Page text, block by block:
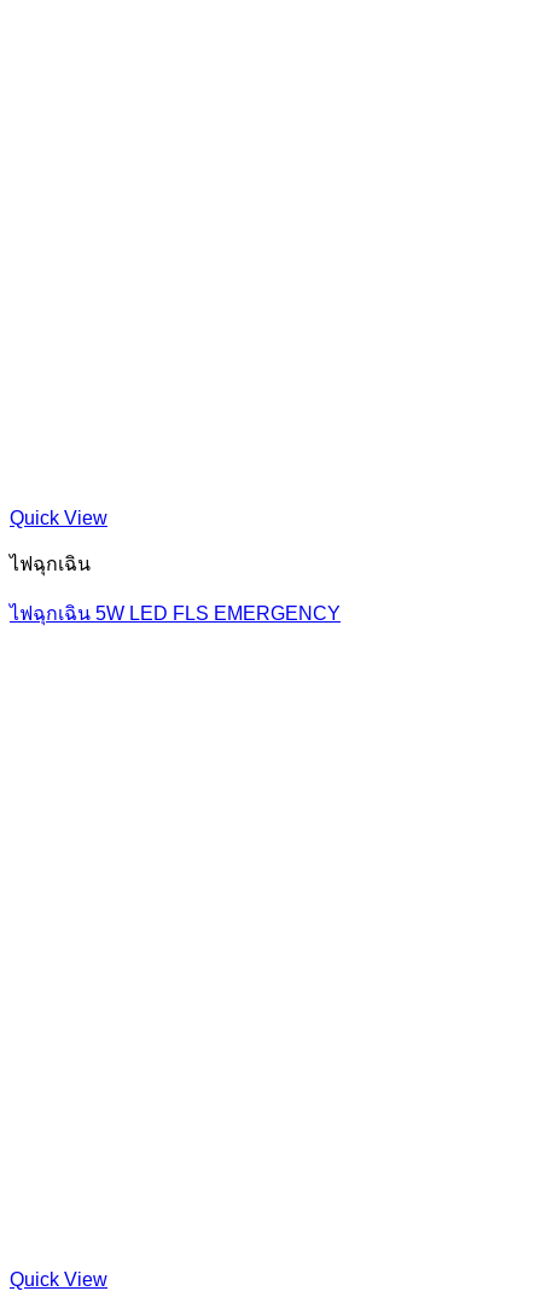
Quick View
ไฟฉุกเฉิน
ไฟฉุกเฉิน 5W LED FLS EMERGENCY
Quick View